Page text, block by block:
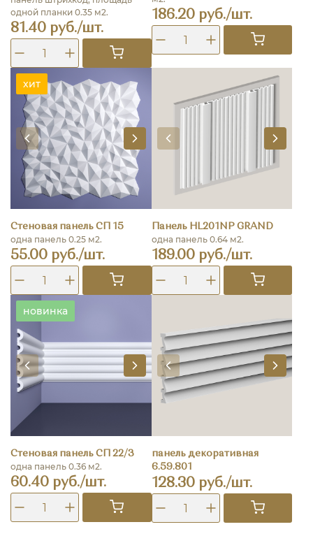
одной планки 0.35 м2.
81.40 руб./шт.
186.20 руб./шт.
хит
Стеновая панель СП 15
одна панель 0.25 м2.
55.00 руб./шт.
Панель HL201NP GRAND
одна панель 0.64 м2.
189.00 руб./шт.
новинка
Стеновая панель СП 22/3
одна панель 0.36 м2.
60.40 руб./шт.
панель декоративная
6.59.801
128.30 руб./шт.